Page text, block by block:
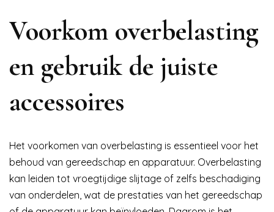
Voorkom overbelasting
en gebruik de juiste
accessoires
Het voorkomen van overbelasting is essentieel voor het
behoud van gereedschap en apparatuur. Overbelasting
kan leiden tot vroegtijdige slijtage of zelfs beschadiging
van onderdelen, wat de prestaties van het gereedschap